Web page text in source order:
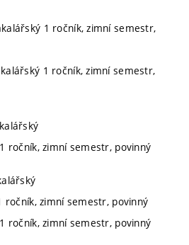
1 ročník, zimní semestr,
1 ročník, zimní semestr,
ročník, zimní semestr, povinný
ročník, zimní semestr, povinný
ročník, zimní semestr, povinný